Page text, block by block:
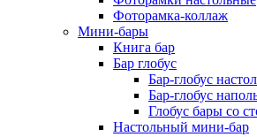
Фоторамка-коллаж
Мини-бары
Книга бар
Бар глобус
Бар-глобус
Бар-глобус
Глобус бары со
Настольный мини-бар